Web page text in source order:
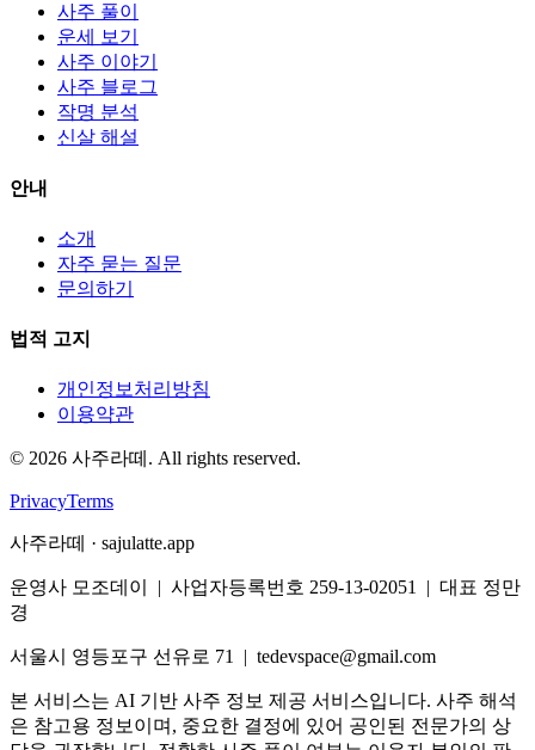
사주 풀이
운세 보기
사주 이야기
사주 블로그
작명 분석
신살 해설
안내
소개
자주 묻는 질문
문의하기
법적 고지
개인정보처리방침
이용약관
© 2026 사주라떼. All rights reserved.
PrivacyTerms
사주라떼 · sajulatte.app
운영사 모조데이 | 사업자등록번호 259-13-02051 | 대표 정만
경
서울시 영등포구 선유로 71 | tedevspace@gmail.com
본 서비스는 AI 기반 사주 정보 제공 서비스입니다. 사주 해석
은 참고용 정보이며, 중요한 결정에 있어 공인된 전문가의 상